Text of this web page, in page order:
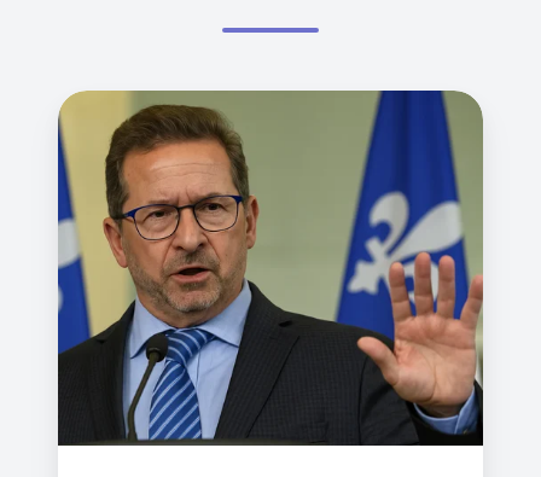
Bloc
Québécois
et
Immigration
:
Le
Programme
Électoral
de
Blanchet